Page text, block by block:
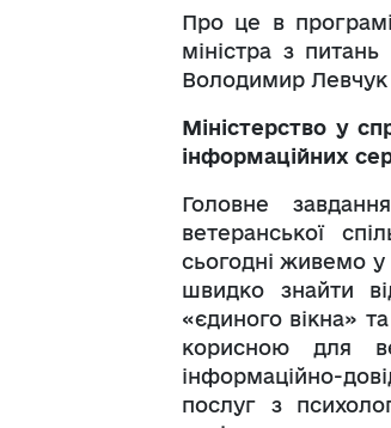
Про це в програмі
міністра з
Володимир Левчук
Міністерство у
інформаційних
Головне
ветеранської
сьогодні живемо
швидко знайти
«єдиного вікна»
корисною для
інформаційно-
послуг з